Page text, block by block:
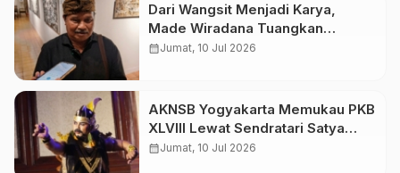
Dari Wangsit Menjadi Karya,
Made Wiradana Tuangkan
Pengalaman Spiritual dalam
calendar_monthJumat, 10 Jul 2026
AKNSB Yogyakarta Memukau PKB
XLVIII Lewat Sendratari Satya
Paramartha, Kisah Bratasena
calendar_monthJumat, 10 Jul 2026